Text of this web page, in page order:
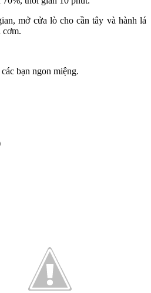
mở cửa lò cho cần tây và hành lá
cơm.
bạn ngon miệng.